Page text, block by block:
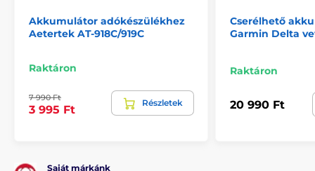
Akkumulátor adókészülékhez
Aetertek AT-918C/919C
Raktáron
7 990 Ft
3 995 Ft
Részletek
Cserélhető
Garmin Delta
Raktáron
20 990 Ft
Saját márkánk